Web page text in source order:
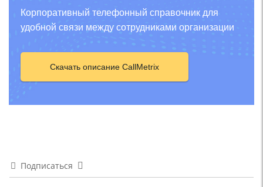
Корпоративный телефонный справочник для
удобной связи между сотрудниками организации
Скачать описание CallMetrix
Подписаться